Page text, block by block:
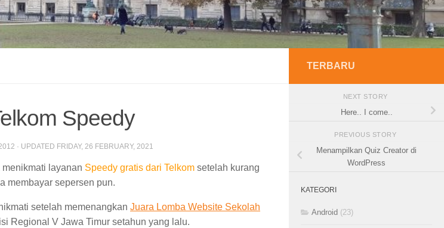
Speedy
· UPDATED FRIDAY, 26 FEBRUARY, 2021
layanan Speedy gratis dari Telkom setelah kurang
membayar sepersen pun.
setelah memenangkan Juara Lomba Website Sekolah
Regional V Jawa Timur setahun yang lalu.
TERBARU
NEXT STORY
Here.. I come..
PREVIOUS STORY
Menampilkan Quiz Creator di
WordPress
KATEGORI
Android (23)